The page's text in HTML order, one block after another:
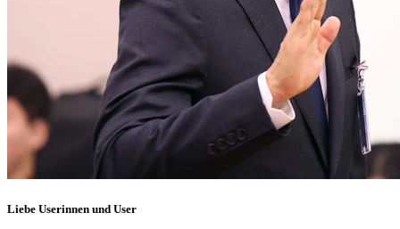
Liebe Userinnen und User